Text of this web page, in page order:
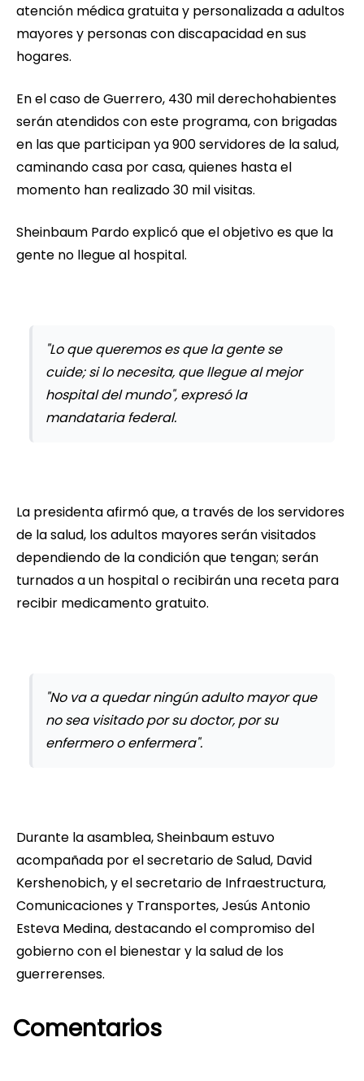
atención médica gratuita y personalizada a adultos
mayores y personas con discapacidad en sus
hogares.
En el caso de Guerrero, 430 mil derechohabientes
serán atendidos con este programa, con brigadas
en las que participan ya 900 servidores de la salud,
caminando casa por casa, quienes hasta el
momento han realizado 30 mil visitas.
Sheinbaum Pardo explicó que el objetivo es que la
gente no llegue al hospital.
"Lo que queremos es que la gente se
cuide; si lo necesita, que llegue al mejor
hospital del mundo", expresó la
mandataria federal.
La presidenta afirmó que, a través de los servidores
de la salud, los adultos mayores serán visitados
dependiendo de la condición que tengan; serán
turnados a un hospital o recibirán una receta para
recibir medicamento gratuito.
"No va a quedar ningún adulto mayor que
no sea visitado por su doctor, por su
enfermero o enfermera".
Durante la asamblea, Sheinbaum estuvo
acompañada por el secretario de Salud, David
Kershenobich, y el secretario de Infraestructura,
Comunicaciones y Transportes, Jesús Antonio
Esteva Medina, destacando el compromiso del
gobierno con el bienestar y la salud de los
guerrerenses.
Comentarios